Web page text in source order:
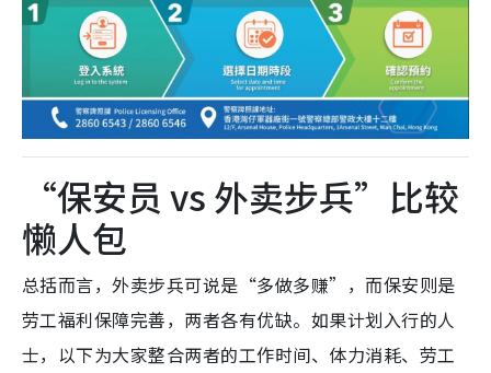
“保安员 vs 外卖步兵”比较
懒人包
总括而言，外卖步兵可说是“多做多赚”，而保安则是
劳工福利保障完善，两者各有优缺。如果计划入行的人
士，以下为大家整合两者的工作时间、体力消耗、劳工